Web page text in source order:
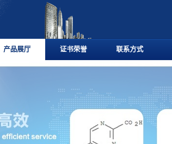
产品展厅 证书荣誉 联系方式